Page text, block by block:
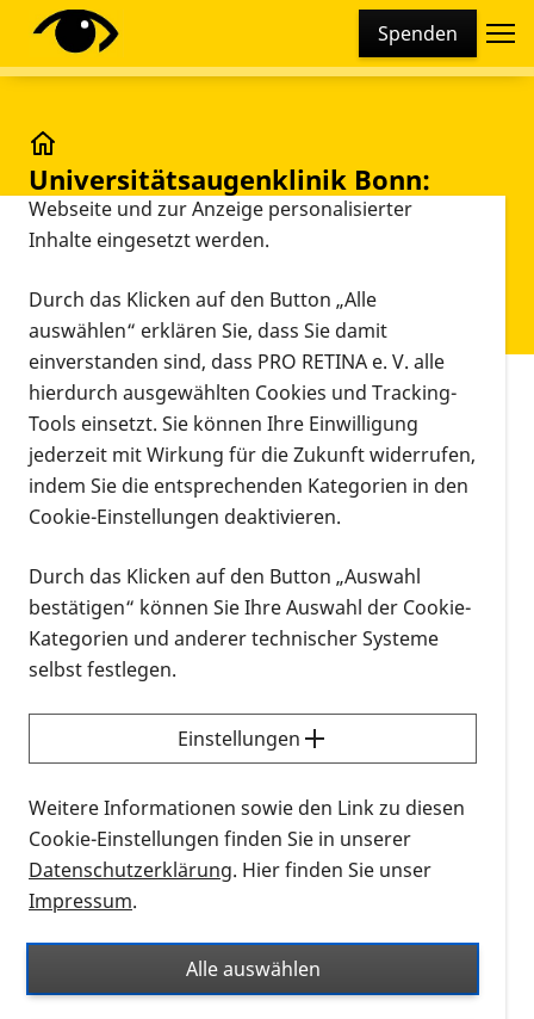
Spenden
Universitätsaugenklinik Bonn:
Port-Delivery-System bei
altersabhängiger
Makuladegeneration erstmals
eingesetzt
Vorlesen
Newsletter zum Anhören
00:00
Liebe Abonnenten,
die Augenklinik des Universitätsklinikums Bonn
(UKB) setzt neue Maßstäbe in der Behandlung der
(AMD): Erstmals wurden Patientinnen und
Patienten mit dem innovativen Port-Delivery-
VEGF-Hemmer Ranibizumab ins Auge abgibt.
Die feuchte oder neovaskuläre Form der AMD ist
mittlerweile mit wiederholten Injektionen von VEGF-
Hemmern gut behandelbar. Diese müssen
allerdings häufig und oftmals über viele Jahre
verabreicht werden – mit einer entsprechend hohen
Diese Webseite setzt verschiedene Cookies und
Tracking-Tools ein. Dies beinhaltet Cookies und
technisch notwendig sind, die zu statistischen
Zwecken sowie zur besseren Bedienbarkeit der
Webseite und zur Anzeige personalisierter
Inhalte eingesetzt werden.
Durch das Klicken auf den Button „Alle
auswählen“ erklären Sie, dass Sie damit
einverstanden sind, dass PRO RETINA e. V. alle
hierdurch ausgewählten Cookies und Tracking-
Tools einsetzt. Sie können Ihre Einwilligung
jederzeit mit Wirkung für die Zukunft widerrufen,
indem Sie die entsprechenden Kategorien in den
Cookie-Einstellungen deaktivieren.
Durch das Klicken auf den Button „Auswahl
bestätigen“ können Sie Ihre Auswahl der Cookie-
Kategorien und anderer technischer Systeme
selbst festlegen.
Einstellungen
Weitere Informationen sowie den Link zu diesen
Cookie-Einstellungen finden Sie in unserer
Datenschutzerklärung. Hier finden Sie unser
Impressum.
Alle auswählen